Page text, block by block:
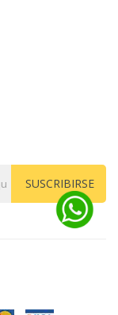
SUSCRIBIRSE